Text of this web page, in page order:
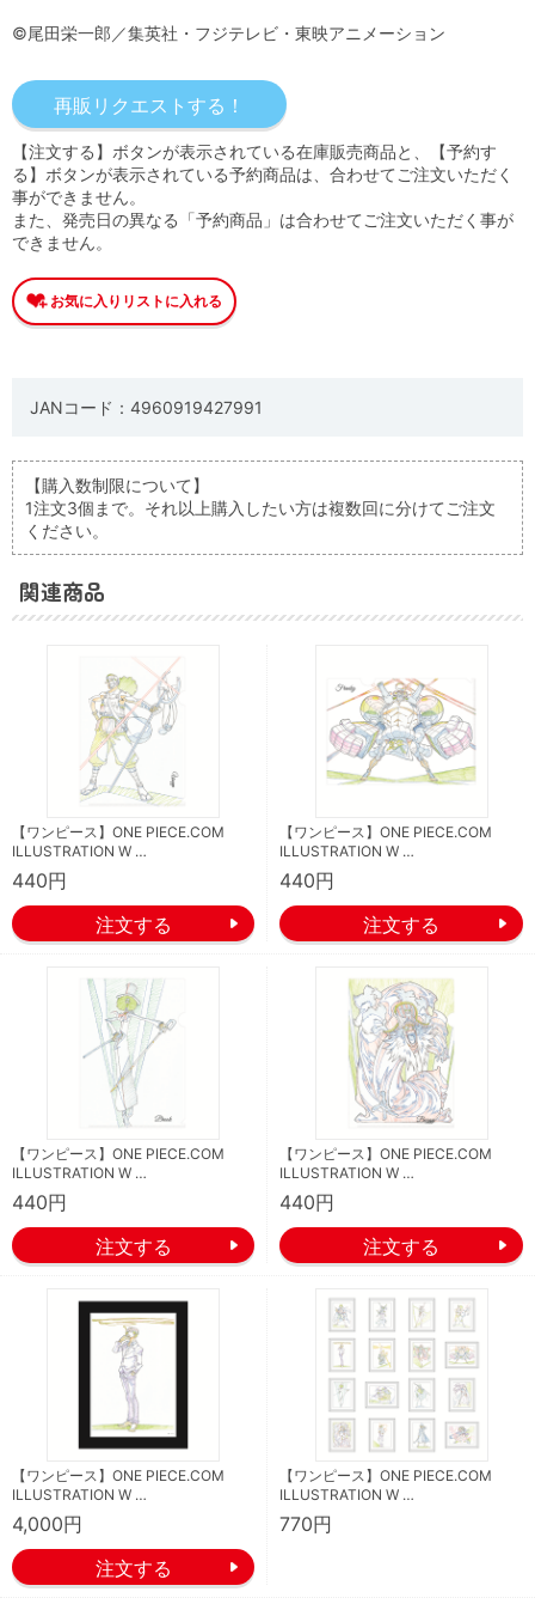
©尾田栄一郎／集英社・フジテレビ・東映アニメーション
【注文する】ボタンが表示されている在庫販売商品と、【予約す
る】ボタンが表示されている予約商品は、合わせてご注文いただく
事ができません。
また、発売日の異なる「予約商品」は合わせてご注文いただく事が
できません。
JANコード：4960919427991
【購入数制限について】
1注文3個まで。それ以上購入したい方は複数回に分けてご注文
ください。
関連商品
【ワンピース】ONE PIECE.COM
ILLUSTRATION W …
440円
【ワンピース】ONE PIECE.COM
ILLUSTRATION W …
440円
【ワンピース】ONE PIECE.COM
ILLUSTRATION W …
440円
【ワンピース】ONE PIECE.COM
ILLUSTRATION W …
440円
【ワンピース】ONE PIECE.COM
ILLUSTRATION W …
4,000円
【ワンピース】ONE PIECE.COM
ILLUSTRATION W …
770円